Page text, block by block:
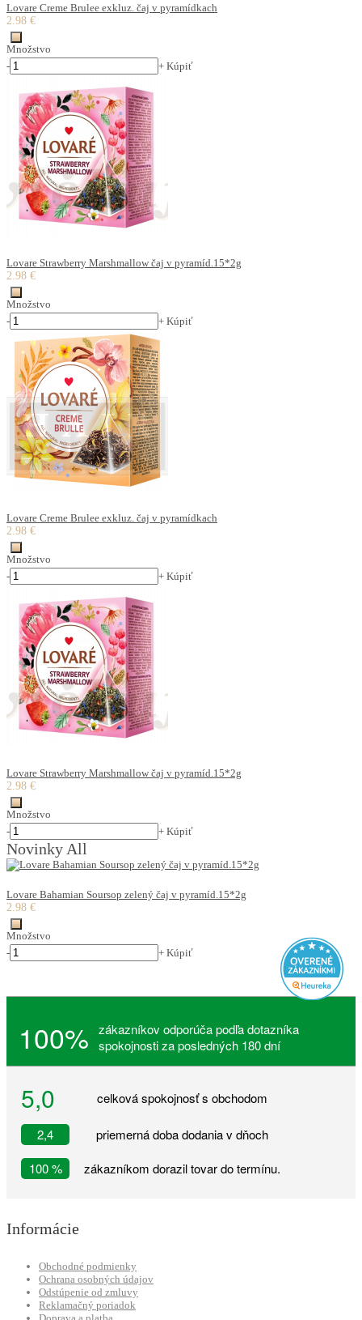
Lovare Creme Brulee exkluz. čaj v pyramídkach
2.98 €
Množstvo
-
+ Kúpiť
Lovare Strawberry Marshmallow čaj v pyramíd.15*2g
2.98 €
Množstvo
-
+ Kúpiť
Lovare Creme Brulee exkluz. čaj v pyramídkach
2.98 €
Množstvo
-
+ Kúpiť
Lovare Strawberry Marshmallow čaj v pyramíd.15*2g
2.98 €
Množstvo
-
+ Kúpiť
Novinky All
Lovare Bahamian Soursop zelený čaj v pyramíd.15*2g
2.98 €
Množstvo
-
+ Kúpiť
100%
zákazníkov odporúča podľa dotazníka
spokojnosti za posledných 180 dní
5,0 celková spokojnosť s obchodom
2,4
priemerná doba dodania v dňoch
100 %
zákazníkom dorazil tovar do termínu.
Informácie
Obchodné podmienky
Ochrana osobných údajov
Odstúpenie od zmluvy
Reklamačný poriadok